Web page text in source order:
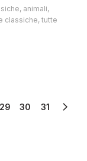
, animali,
classiche, tutte
29 30 31